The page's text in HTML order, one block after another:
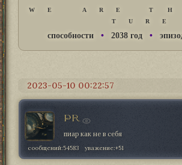
W E A R E T H
T U R E
способности •2038 год •
2023-05-10 00:22:57
PR
пиар как не в себя
сообщений:54583 уважение:+51